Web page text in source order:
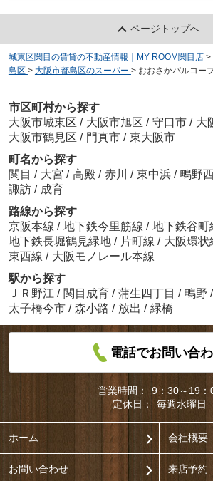
ページトップへ
城東区関目の賃貸の不動産情報｜MY ROOM関目店 >
島区 > 大阪市都島区のスーパー > おおさかパルコー
市区町村から探す
大阪市城東区 / 大阪市旭区 / 守口市 / 大
大阪市鶴見区 / 門真市 / 東大阪市
町名から探す
関目 / 大宮 / 高殿 / 赤川 / 東中浜 / 鴫野
諏訪 / 成育
路線から探す
京阪本線 / 地下鉄今里筋線 / 地下鉄谷町
地下鉄長堀鶴見緑地 / 片町線 / 大阪環状
東西線 / 大阪モノレール本線
駅から探す
ＪＲ野江 / 関目成育 / 蒲生四丁目 / 鴫野 /
太子橋今市 / 森小路 / 放出 / 緑橋
電話でお問い合
営業時間：
9：30～19：
定休日：
毎週水曜日
ホーム 会社概要
お問い合わせ 来店予約